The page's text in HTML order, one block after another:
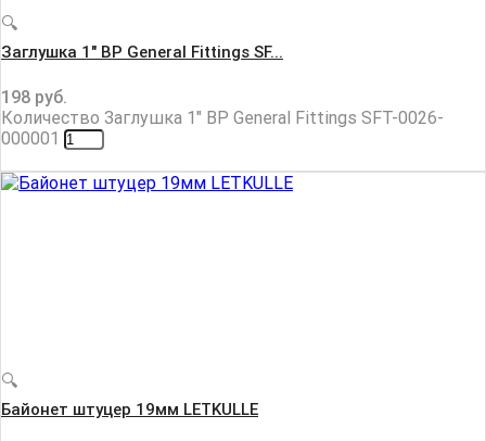
🔍
Заглушка 1″ ВР General Fittings SF...
198 руб.
Количество Заглушка 1" ВР General Fittings SFT-0026-
000001
🔍
Байонет штуцер 19мм LETKULLE